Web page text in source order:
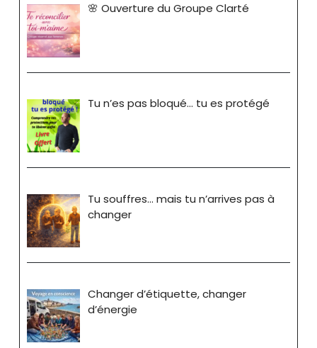
🌸 Ouverture du Groupe Clarté
Tu n’es pas bloqué… tu es protégé
Tu souffres… mais tu n’arrives pas à
changer
Changer d’étiquette, changer
d’énergie